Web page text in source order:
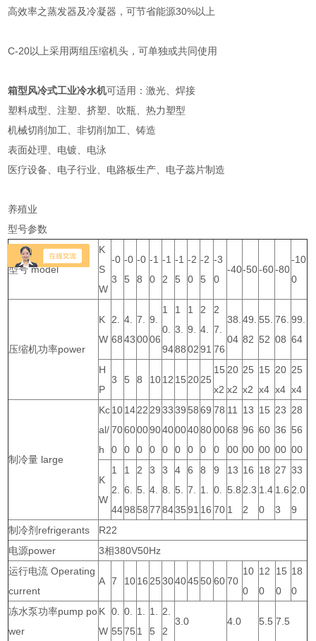
高效率之蒸发器及冷凝器，可节省能源30%以上
C-20以上采用两组压缩机头，可单独或共同使用
箱型风冷式工业冷水机可适用：激光、焊接
塑料成型、注塑、挤塑、吹瓶、热力塑型
机械切削加工、非切削加工、铸造
表面处理、电镀、电泳
医疗设备、电子行业、电路板生产、电子蕊片制造
养殖业
型号参数
型号 model
K
S
W
-0
3
-0
5
-0
8
-1
0
-1
2
-1
5
-2
0
-2
5
-3
0
-40-50-60-80
-10
0
压缩机功率power
K
W
2.
68
4.
43
7.
00
9.
06
1
0.
94
1
3.
88
1
9.
02
2
4.
91
2
7.
76
38.
04
49.
82
55.
52
76.
08
99.
64
H
P
3 5 8 1012 15 2025
15
x2
20
x2
25
x2
15
x4
20
x4
25
x4
制冷量 large
Kc
al/
h
10
70
0
14
60
0
22
00
0
29
90
0
33
40
0
39
00
0
58
40
0
69
80
0
78
00
0
11
68
00
13
96
00
15
60
00
23
36
00
28
56
00
K
W
1
2.
44
1
6.
98
2
5.
58
3
4.
77
3
8.
84
4
5.
35
6
7.
91
8
1.
16
9
0.
70
13
5.8
1
16
2.3
2
18
1.4
0
27
1.6
3
33
2.0
9
制冷剂refrigerants
R22
电源power
3相380V50Hz
运行电流 Operating
current
A 7 1016 25 304045 50 60 70
10
0
12
0
15
0
18
0
冻水泵功率pump po
wer
K
W
0.
55
0.
75
1.
1
1.
5
2.
2
3.0 4.0 5.5 7.5